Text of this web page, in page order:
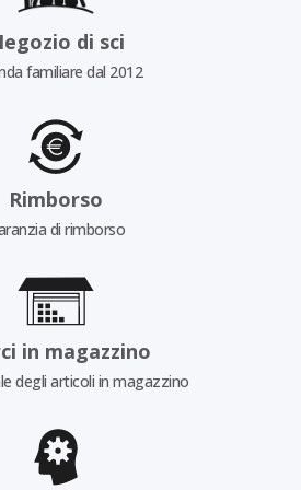
di sci
familiare dal 2012
Rimborso
di rimborso
in magazzino
degli articoli in magazzino